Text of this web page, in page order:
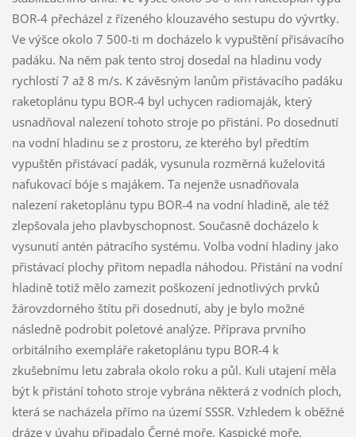
BOR-4 přecházel z řízeného klouzavého sestupu do vývrtky.
Ve výšce okolo 7 500-ti m docházelo k vypuštění přisávacího
padáku. Na něm pak tento stroj dosedal na hladinu vody
rychlostí 7 až 8 m/s. K závěsným lanům přistávacího padáku
raketoplánu typu BOR-4 byl uchycen radiomaják, který
usnadňoval nalezení tohoto stroje po přistání. Po dosednutí
na vodní hladinu se z prostoru, ze kterého byl předtím
vypuštěn přistávací padák, vysunula rozměrná kuželovitá
nafukovací bóje s majákem. Ta nejenže usnadňovala
nalezení raketoplánu typu BOR-4 na vodní hladině, ale též
zlepšovala jeho plavbyschopnost. Současně docházelo k
vysunutí antén pátracího systému. Volba vodní hladiny jako
přistávací plochy přitom nepadla náhodou. Přistání na vodní
hladině totiž mělo zamezit poškození jednotlivých prvků
žárovzdorného štítu při dosednutí, aby je bylo možné
následně podrobit poletové analýze. Příprava prvního
orbitálního exempláře raketoplánu typu BOR-4 k
zkušebnímu letu zabrala okolo roku a půl. Kuli utajení měla
být k přistání tohoto stroje vybrána některá z vodních ploch,
která se nacházela přímo na území SSSR. Vzhledem k oběžné
dráze v úvahu připadalo Černé moře, Kaspické moře,